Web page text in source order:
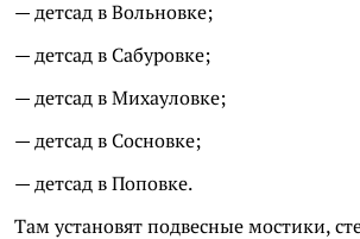
— детсад в Вольновке;
— детсад в Сабуровке;
— детсад в Михауловке;
— детсад в Сосновке;
— детсад в Поповке.
Там установят подвесные мостики,